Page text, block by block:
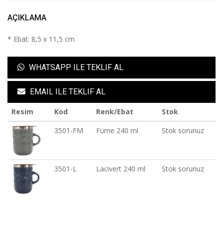
AÇIKLAMA
* Ebat: 8,5 x 11,5 cm
WHATSAPP ILE TEKLIF AL
EMAIL ILE TEKLIF AL
Resim Kod Renk/Ebat
Stok
3501-FM
Füme 240 ml Stok sorunuz
3501-L Lacivert 240 ml Stok sorunuz